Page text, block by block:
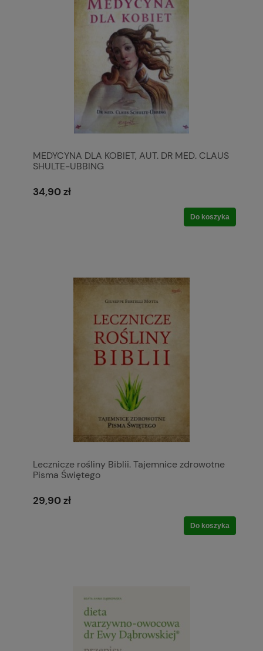
MEDYCYNA DLA KOBIET, AUT. DR MED. CLAUS
SHULTE-UBBING
34,90 zł
Do koszyka
Lecznicze rośliny Biblii. Tajemnice zdrowotne
Pisma Świętego
29,90 zł
Do koszyka